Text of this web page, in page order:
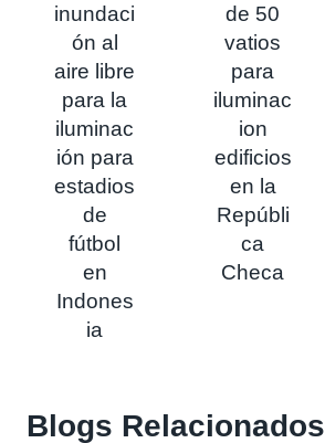
inundaci
ón al
aire libre
para la
iluminac
ión para
estadios
de
fútbol
en
Indones
ia
de 50
vatios
para
iluminac
ion
edificios
en la
Repúbli
ca
Checa
Blogs Relacionados